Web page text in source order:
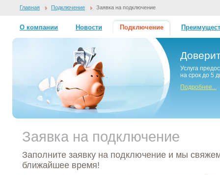
Главная Подключение Заявка на подключение
О компании Новости Подключение
Услуга
на срок до 5
Подробнее...
Заявка на подключение
Заполните заявку на подключение и мы
ближайшее время!